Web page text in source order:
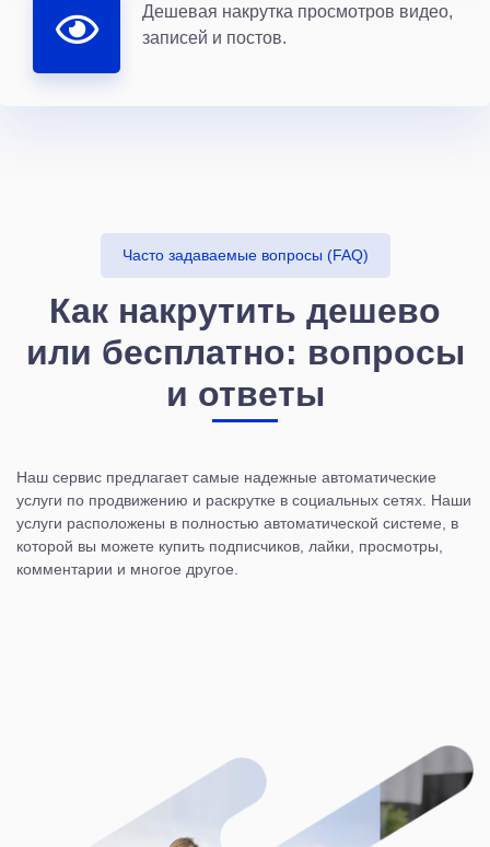
Дешевая накрутка просмотров видео,
записей и постов.
Часто задаваемые вопросы (FAQ)
Как накрутить дешево
или бесплатно: вопросы
и ответы
Наш сервис предлагает самые надежные автоматические
услуги по продвижению и раскрутке в социальных сетях. Наши
услуги расположены в полностью автоматической системе, в
которой вы можете купить подписчиков, лайки, просмотры,
комментарии и многое другое.